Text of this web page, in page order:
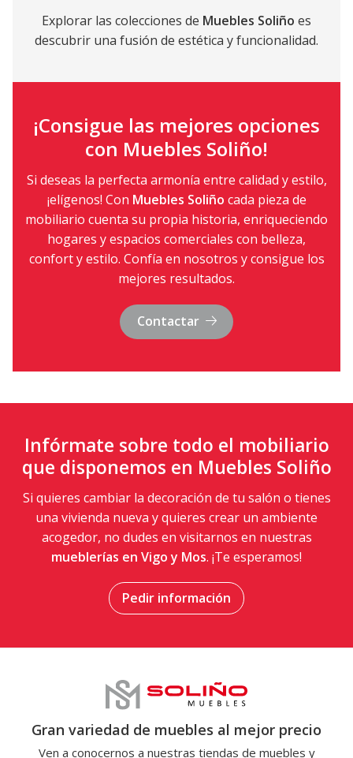
Explorar las colecciones de Muebles Soliño es
descubrir una fusión de estética y funcionalidad.
¡Consigue las mejores opciones
con Muebles Soliño!
Si deseas la perfecta armonía entre calidad y estilo,
¡elígenos! Con Muebles Soliño cada pieza de
mobiliario cuenta su propia historia, enriqueciendo
hogares y espacios comerciales con belleza,
confort y estilo. Confía en nosotros y consigue los
mejores resultados.
Contactar
Infórmate sobre todo el mobiliario
que disponemos en Muebles Soliño
Si quieres cambiar la decoración de tu salón o tienes
una vivienda nueva y quieres crear un ambiente
acogedor, no dudes en visitarnos en nuestras
mueblerías en Vigo y Mos. ¡Te esperamos!
Pedir información
Gran variedad de muebles al mejor precio
Ven a conocernos a nuestras tiendas de muebles y